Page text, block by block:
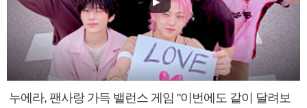
누에라, 팬사랑 가득 밸런스 게임 "이번에도 같이 달려보